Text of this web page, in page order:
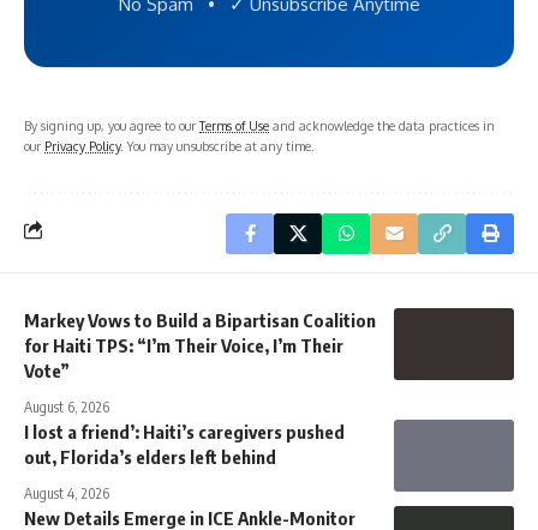
By signing up, you agree to ourTerms of Use and acknowledge the data practices in
our Privacy Policy. You may unsubscribe at any time.
Markey Vows to Build a Bipartisan Coalition
for Haiti TPS: “I’m Their Voice, I’m Their
Vote”
August 6, 2026
I lost a friend’: Haiti’s caregivers pushed
out, Florida’s elders left behind
August 4, 2026
New Details Emerge in ICE Ankle-Monitor